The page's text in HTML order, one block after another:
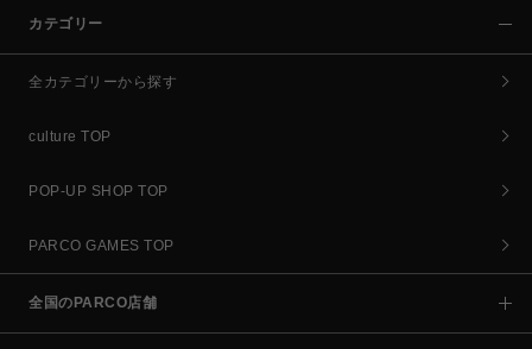
カテゴリー
全カテゴリーから探す
culture TOP
POP-UP SHOP TOP
PARCO GAMES TOP
全国のPARCO店舗